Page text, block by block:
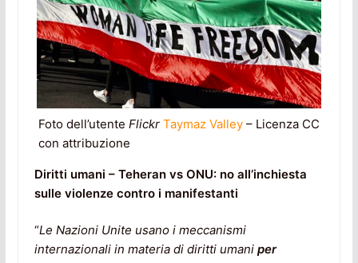
Foto dell’utente Flickr Taymaz Valley– Licenza CC
con attribuzione
Diritti umani – Teheran vs ONU: no all’inchiesta
sulle violenze contro i manifestanti
“Le Nazioni Unite usano i meccanismi
internazionali in materia di diritti umani per